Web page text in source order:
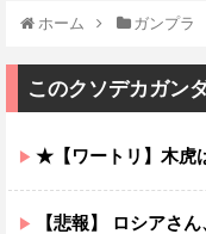
ホーム ガンプラ
このクソデカガン
★【ワートリ】木虎
【悲報】 ロシアさん